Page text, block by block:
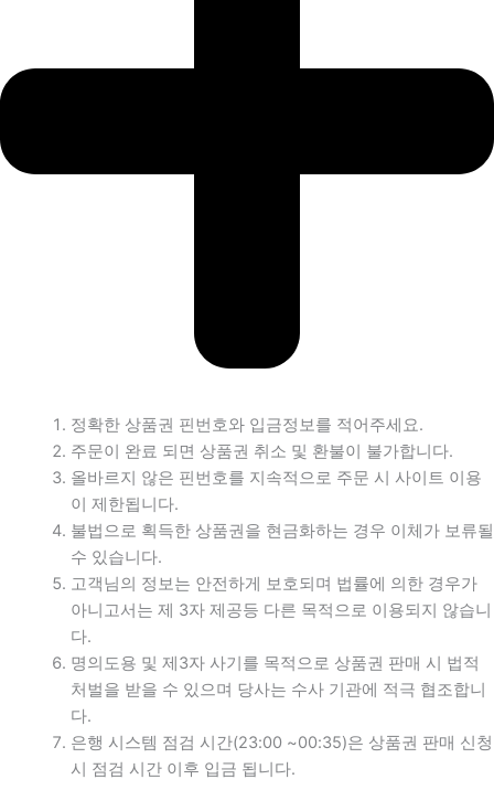
정확한 상품권 핀번호와 입금정보를 적어주세요.
주문이 완료 되면 상품권 취소 및 환불이 불가합니다.
올바르지 않은 핀번호를 지속적으로 주문 시 사이트 이용
이 제한됩니다.
불법으로 획득한 상품권을 현금화하는 경우 이체가 보류될
수 있습니다.
고객님의 정보는 안전하게 보호되며 법률에 의한 경우가
아니고서는 제 3자 제공등 다른 목적으로 이용되지 않습니
다.
명의도용 및 제3자 사기를 목적으로 상품권 판매 시 법적
처벌을 받을 수 있으며 당사는 수사 기관에 적극 협조합니
다.
은행 시스템 점검 시간(23:00 ~00:35)은 상품권 판매 신청
시 점검 시간 이후 입금 됩니다.